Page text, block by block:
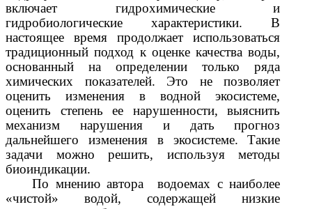
включает гидрохимические и
гидробиологические характеристики. В
настоящее время продолжает использоваться
традиционный подход к оценке качества воды,
основанный на определении только ряда
химических показателей. Это не позволяет
оценить изменения в водной экосистеме,
оценить степень ее нарушенности, выяснить
механизм нарушения и дать прогноз
дальнейшего изменения в экосистеме. Такие
задачи можно решить, используя методы
биоиндикации.
По мнению автора водоемах с наиболее
«чистой» водой, содержащей низкие